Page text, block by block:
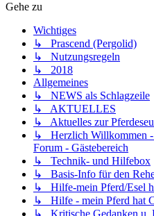
Gehe zu
Wichtiges
↳ Prascend (Pergolid)
↳ Nutzungsregeln
↳ 2018
Allgemeines
↳ NEWS als Schlagzeile
↳ AKTUELLES
↳ Aktuelles zur
↳ Herzlich Willkommen -
Forum - Gästebereich
↳ Technik- und Hilfebox
↳ Basis-Info für den
↳ Hilfe-mein Pferd/Esel
↳ Hilfe - mein Pferd hat